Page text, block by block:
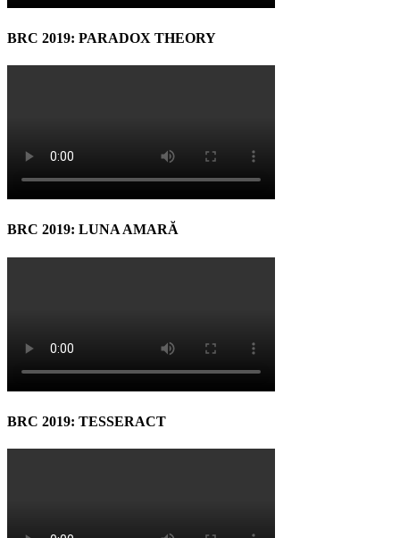
BRC 2019: PARADOX THEORY
BRC 2019: LUNA AMARĂ
BRC 2019: TESSERACT